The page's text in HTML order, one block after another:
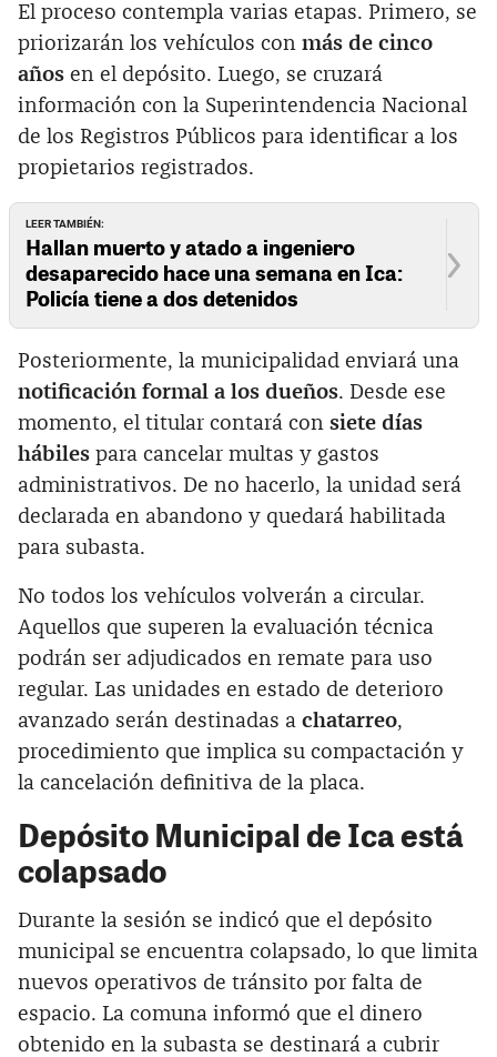
El proceso contempla varias etapas. Primero, se
priorizarán los vehículos con más de cinco
años en el depósito. Luego, se cruzará
información con la Superintendencia Nacional
de los Registros Públicos para identificar a los
propietarios registrados.
LEER TAMBIÉN:
Hallan muerto y atado a ingeniero
desaparecido hace una semana en Ica:
Policía tiene a dos detenidos
Posteriormente, la municipalidad enviará una
notificación formal a los dueños. Desde ese
momento, el titular contará con siete días
hábiles para cancelar multas y gastos
administrativos. De no hacerlo, la unidad será
declarada en abandono y quedará habilitada
para subasta.
No todos los vehículos volverán a circular.
Aquellos que superen la evaluación técnica
podrán ser adjudicados en remate para uso
regular. Las unidades en estado de deterioro
avanzado serán destinadas a chatarreo,
procedimiento que implica su compactación y
la cancelación definitiva de la placa.
Depósito Municipal de Ica está
colapsado
Durante la sesión se indicó que el depósito
municipal se encuentra colapsado, lo que limita
nuevos operativos de tránsito por falta de
espacio. La comuna informó que el dinero
obtenido en la subasta se destinará a cubrir